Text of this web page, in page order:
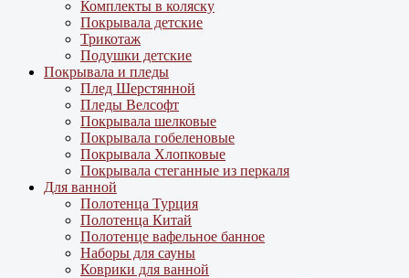
Комплекты в коляску
Покрывала детские
Трикотаж
Подушки детские
Покрывала и пледы
Плед Шерстянной
Пледы Велсофт
Покрывала шелковые
Покрывала гобеленовые
Покрывала Хлопковые
Покрывала стеганные из перкаля
Для ванной
Полотенца Турция
Полотенца Китай
Полотенце вафельное банное
Наборы для сауны
Коврики для ванной